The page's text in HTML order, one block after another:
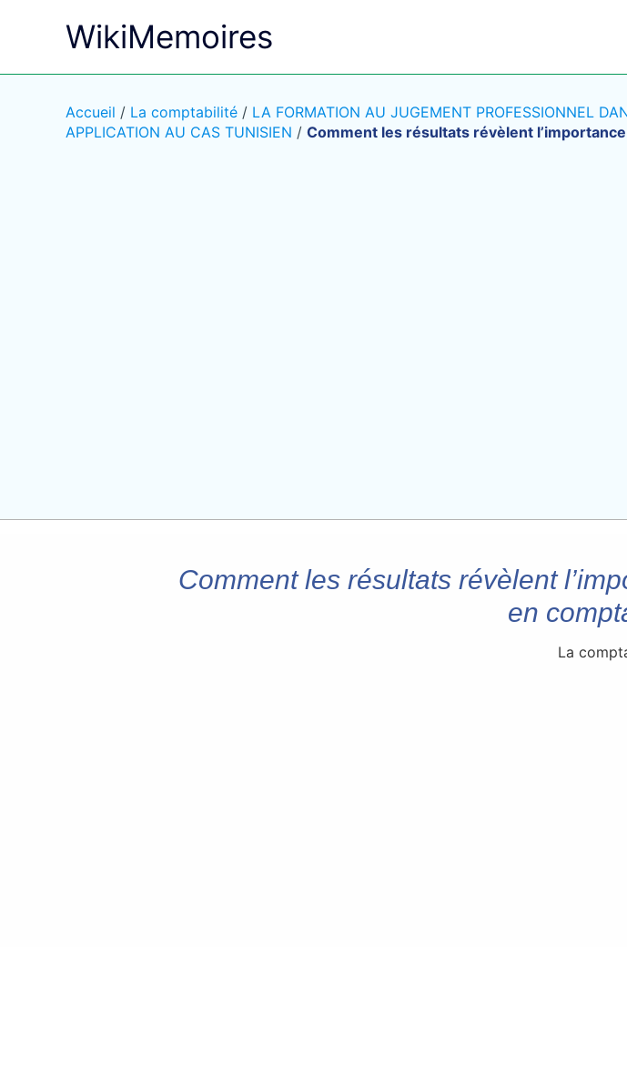
WikiMemoires
Accueil / La comptabilité / LA FORMATION AU JUGEMENT PROFESSIONNEL
APPLICATION AU CAS TUNISIEN / Comment les résultats révèlent
Comment les résultats révèlent
en
La